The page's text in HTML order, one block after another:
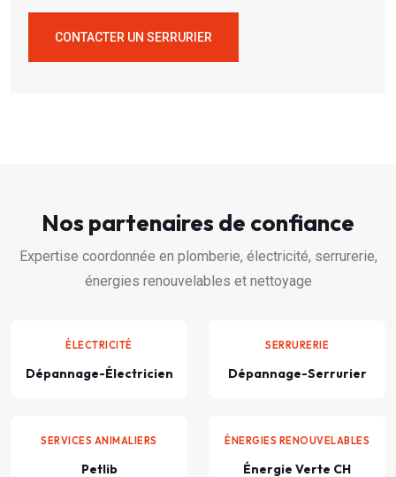
CONTACTER UN SERRURIER
Nos partenaires de confiance
Expertise coordonnée en plomberie, électricité, serrurerie,
énergies renouvelables et nettoyage
ÉLECTRICITÉ
Dépannage-Électricien
SERRURERIE
Dépannage-Serrurier
SERVICES ANIMALIERS
Petlib
ÉNERGIES RENOUVELABLES
Énergie Verte CH